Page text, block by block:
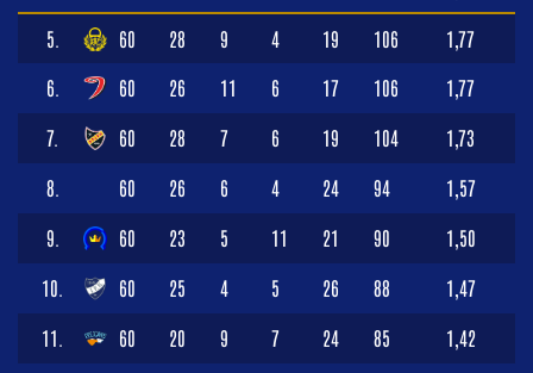
5. 60 28 9 4 19 106 1,77
6. 60 26 11 6 17 106 1,77
7. 60 28 7 6 19 104 1,73
8. 60 26 6 4 24 94 1,57
9. 60 23 5 11 21 90 1,50
10. 60 25 4 5 26 88 1,47
11. 60 20 9 7 24 85 1,42